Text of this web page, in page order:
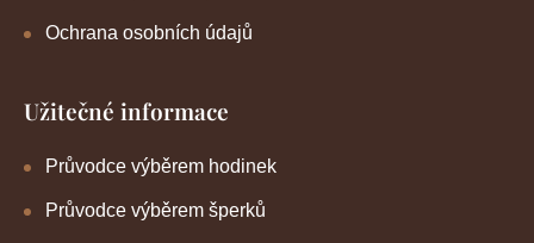
Ochrana osobních údajů
Užitečné informace
Průvodce výběrem hodinek
Průvodce výběrem šperků